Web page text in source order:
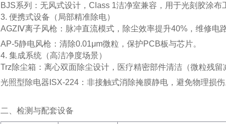
BJS系列
：无风式设计，Class 1洁净室兼容，用于光刻胶涂布
3. 便携式设备（局部精准除电）
AGZⅣ离子风枪 ：脉冲直流模式，除尘效率提升40%，维修电
AP-5静电风枪 ‌：清除0.01μm微粒，保护PCB板与芯片。
4. 集成系统（高洁净度场景）
Trz除尘箱 ：离心双面除尘设计，医疗精密部件清洁（微粒残留
光照型除电器ISX-224 ：非接触式消除掩膜静电，避免物理损伤
二、检测与配套设备